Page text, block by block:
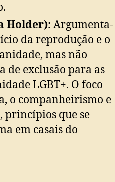
Holder): Argumenta-
da reprodução e o
mas não
exclusão para as
LGBT+. O foco
o companheirismo e
princípios que se
em casais do